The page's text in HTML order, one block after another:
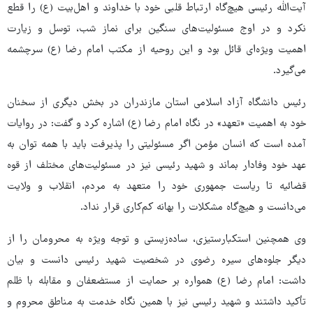
آیت‌الله رئیسی هیچ‌گاه ارتباط قلبی خود با خداوند و اهل‌بیت (ع) را قطع
نکرد و در اوج مسئولیت‌های سنگین برای نماز شب، توسل و زیارت
اهمیت ویژه‌ای قائل بود و این روحیه از مکتب امام رضا (ع) سرچشمه
می‌گیرد.
رئیس دانشگاه آزاد اسلامی استان مازندران در بخش دیگری از سخنان
خود به اهمیت «تعهد» در نگاه امام رضا (ع) اشاره کرد و گفت: در روایات
آمده است که انسان مؤمن اگر مسئولیتی را پذیرفت باید با همه توان به
عهد خود وفادار بماند و شهید رئیسی نیز در مسئولیت‌های مختلف از قوه
قضائیه تا ریاست جمهوری خود را متعهد به مردم، انقلاب و ولایت
می‌دانست و هیچ‌گاه مشکلات را بهانه کم‌کاری قرار نداد.
وی همچنین استکبارستیزی، ساده‌زیستی و توجه ویژه به محرومان را از
دیگر جلوه‌های سیره رضوی در شخصیت شهید رئیسی دانست و بیان
داشت: امام رضا (ع) همواره بر حمایت از مستضعفان و مقابله با ظلم
تأکید داشتند و شهید رئیسی نیز با همین نگاه خدمت به مناطق محروم و